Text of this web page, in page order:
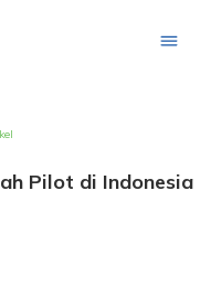
Pilot di Indonesia